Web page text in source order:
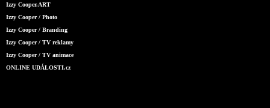
Izzy Cooper.ART
Izzy Cooper / Photo
Izzy Cooper / Branding
Izzy Cooper / TV reklamy
Izzy Cooper / TV animace
ONLINE UDÁLOSTI.cz